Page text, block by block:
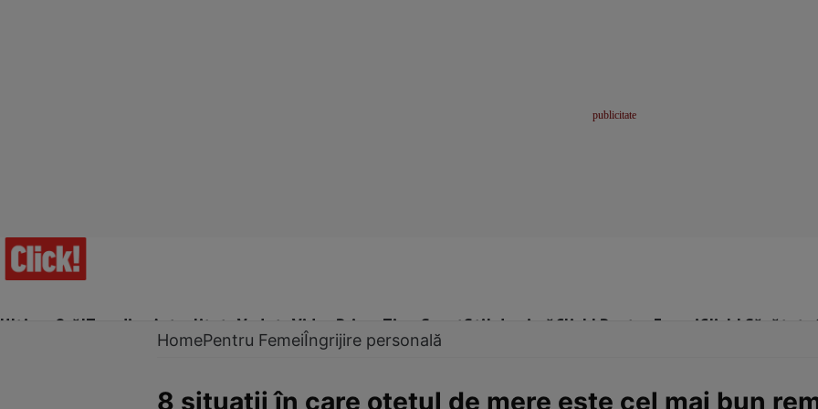
Ultima Oră!Trending Actualitate Vedete Video Prime Time SportStil de viațăClick! Pentru FemeiClick! Sănătate
HomePentru FemeiÎngrijire personală
8 situaţii în care oţetul de mere este cel mai bun